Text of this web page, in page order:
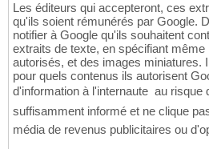
Les éditeurs qui accepteront, ces
qu'ils soient rémunérés par Google.
notifier à Google qu'ils souhaitent
extraits de texte, en spécifiant
autorisés, et des images miniatures.
pour quels contenus ils autorisent
d'information à l'internaute  au
suffisamment informé et ne clique
média de revenus publicitaires ou